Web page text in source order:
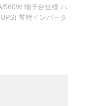
560W 端子台仕様 ハ
常時インバータ